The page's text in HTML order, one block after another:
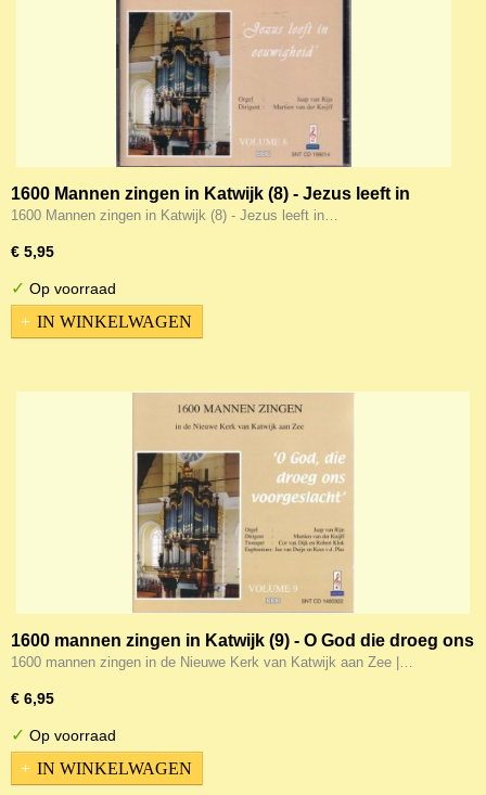
1600 Mannen zingen in Katwijk (8) - Jezus leeft in
eeuwigheid
1600 Mannen zingen in Katwijk (8) - Jezus leeft in…
€ 5,95
✓ Op voorraad
IN WINKELWAGEN
1600 mannen zingen in Katwijk (9) - O God die droeg ons
voorgeslacht
1600 mannen zingen in de Nieuwe Kerk van Katwijk aan Zee |…
€ 6,95
✓ Op voorraad
IN WINKELWAGEN